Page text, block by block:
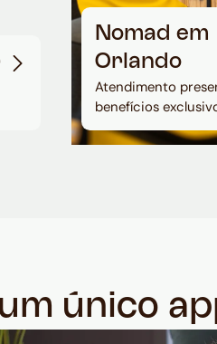
Nomad em
Orlando
Atendimento
benefícios
único